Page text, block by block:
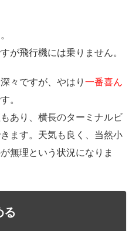
が飛行機には乗りません。
々ですが、やはり 一番喜ん
。
あり、横長のターミナルビ
ます。天気も良く、当然小
無理という状況になりま
る